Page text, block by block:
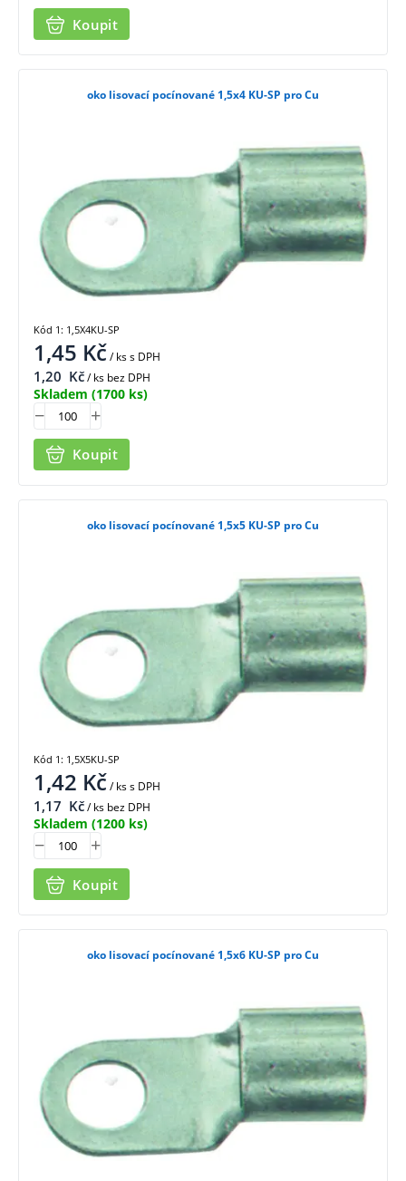
Koupit
oko lisovací pocínované 1,5x4 KU-SP pro Cu
1,45 Kč/ kss DPH
1,20 Kč/ ks bez DPH
Skladem (1700 ks)
Koupit
Kód 1: 1,5X4KU-SP
oko lisovací pocínované 1,5x5 KU-SP pro Cu
1,42 Kč/ kss DPH
1,17 Kč/ ks bez DPH
Skladem (1200 ks)
Koupit
Kód 1: 1,5X5KU-SP
oko lisovací pocínované 1,5x6 KU-SP pro Cu